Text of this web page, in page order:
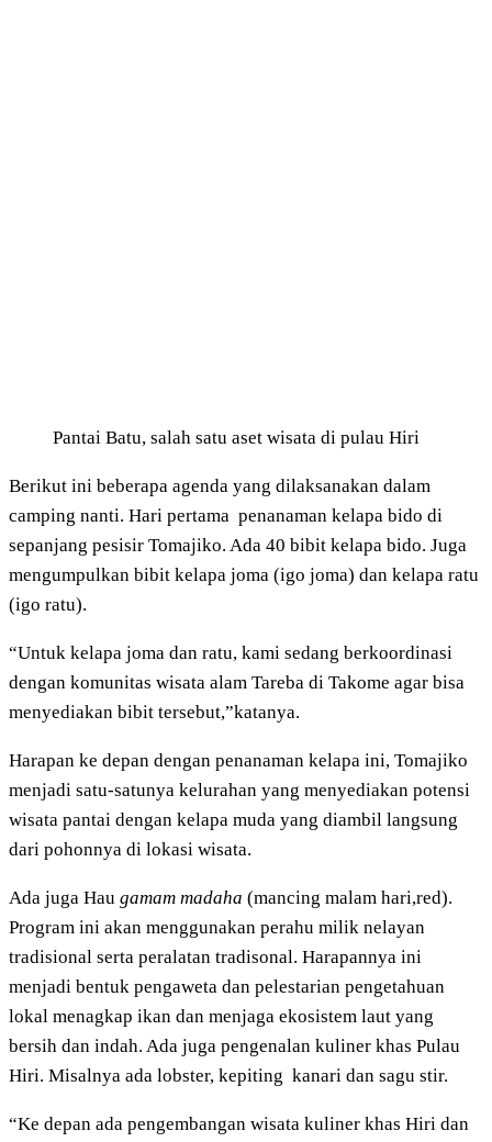
Pantai Batu, salah satu aset wisata di pulau Hiri
Berikut ini beberapa agenda yang dilaksanakan dalam
camping nanti. Hari pertama penanaman kelapa bido di
sepanjang pesisir Tomajiko. Ada 40 bibit kelapa bido. Juga
mengumpulkan bibit kelapa joma (igo joma) dan kelapa ratu
(igo ratu).
“Untuk kelapa joma dan ratu, kami sedang berkoordinasi
dengan komunitas wisata alam Tareba di Takome agar bisa
menyediakan bibit tersebut,”katanya.
Harapan ke depan dengan penanaman kelapa ini, Tomajiko
menjadi satu-satunya kelurahan yang menyediakan potensi
wisata pantai dengan kelapa muda yang diambil langsung
dari pohonnya di lokasi wisata.
Ada juga Hau gamam madaha (mancing malam hari,red).
Program ini akan menggunakan perahu milik nelayan
tradisional serta peralatan tradisonal. Harapannya ini
menjadi bentuk pengaweta dan pelestarian pengetahuan
lokal menagkap ikan dan menjaga ekosistem laut yang
bersih dan indah. Ada juga pengenalan kuliner khas Pulau
Hiri. Misalnya ada lobster, kepiting kanari dan sagu stir.
“Ke depan ada pengembangan wisata kuliner khas Hiri dan